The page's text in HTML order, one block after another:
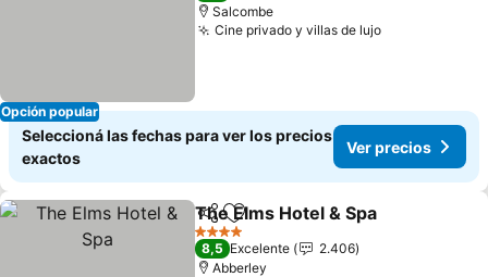
Opción popular
Salcombe
Cine privado y villas de lujoVer precios
Seleccioná las fechas para ver los precios
exactos
Ver precios
Compartir
Añadir a favoritos
The Elms Hotel & Spa
4 Estrellas
8,5 Excelente
2.406
Abberley